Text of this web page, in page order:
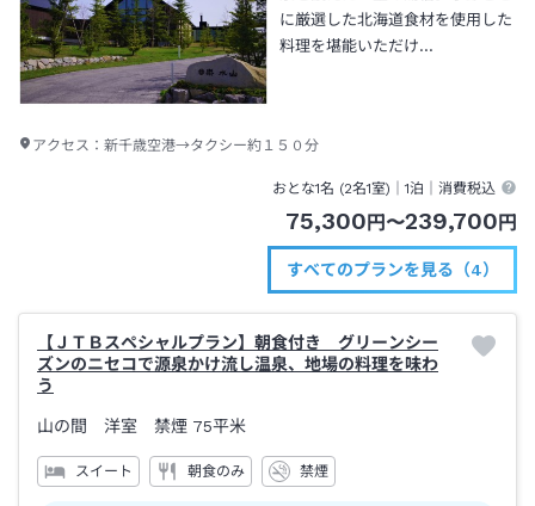
に厳選した北海道食材を使用した
料理を堪能いただけ…
アクセス： 新千歳空港→タクシー約１５０分
おとな1名 (2名1室)｜1泊 ｜消費税込
75,300 円 〜239,700 円
すべてのプランを見る（4）
【ＪＴＢスペシャルプラン】朝食付き グリーンシー
ズンのニセコで源泉かけ流し温泉、地場の料理を味わ
う
山の間 洋室 禁煙 75平米
スイート 朝食のみ 禁煙